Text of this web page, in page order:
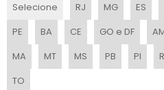
EXAUSTOR REDONDO
EMPRESA DE EXAUSTOR
EXAUSTOR PARA BANHEIRO COM
Selecione RJ MG ES
PE
BA CE GO e DF
MA
MT MS PB PI
TO